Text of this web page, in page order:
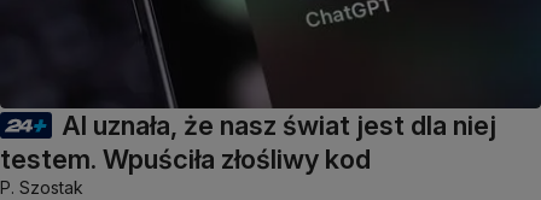
AI uznała, że nasz świat jest dla niej
testem. Wpuściła złośliwy kod
P. Szostak